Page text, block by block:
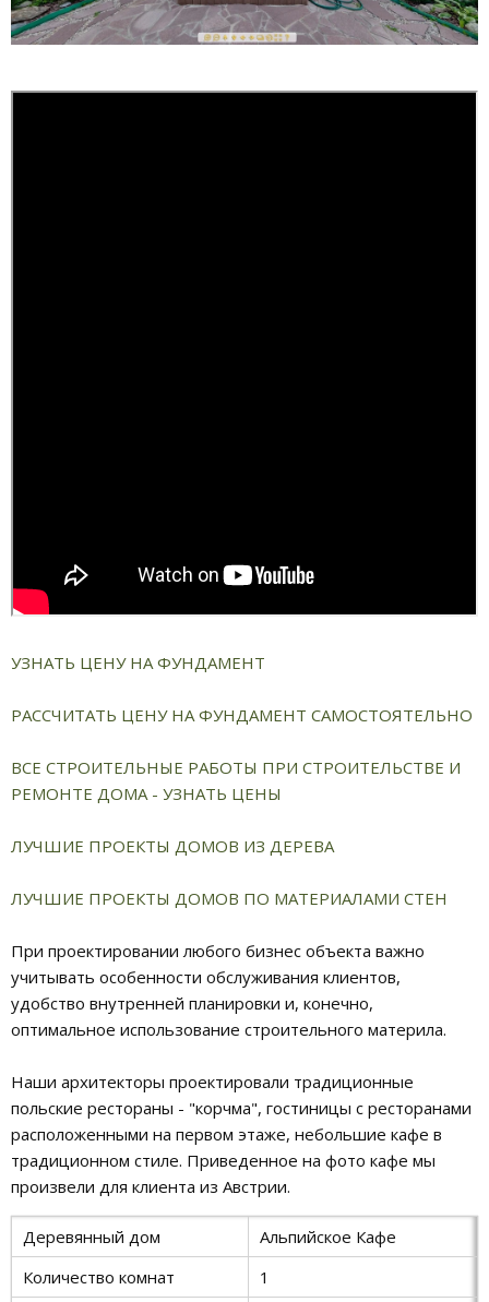
УЗНАТЬ ЦЕНУ НА ФУНДАМЕНТ
РАССЧИТАТЬ ЦЕНУ НА ФУНДАМЕНТ САМОСТОЯТЕЛЬНО
ВСЕ СТРОИТЕЛЬНЫЕ РАБОТЫ ПРИ СТРОИТЕЛЬСТВЕ И
РЕМОНТЕ ДОМА - УЗНАТЬ ЦЕНЫ
ЛУЧШИЕ ПРОЕКТЫ ДОМОВ ИЗ ДЕРЕВА
ЛУЧШИЕ ПРОЕКТЫ ДОМОВ ПО МАТЕРИАЛАМИ СТЕН
При проектировании любого бизнес объекта важно
учитывать особенности обслуживания клиентов,
удобство внутренней планировки и, конечно,
оптимальное использование строительного материла.
Наши архитекторы проектировали традиционные
польские рестораны - "корчма", гостиницы с ресторанами
расположенными на первом этаже, небольшие кафе в
традиционном стиле. Приведенное на фото кафе мы
произвели для клиента из Австрии.
Деревянный дом
Альпийское Кафе
Количество комнат
1